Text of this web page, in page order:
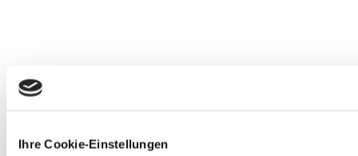
Ihre Cookie-Einstellungen